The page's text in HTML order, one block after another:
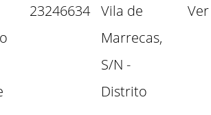
23246634 Vila de
Marrecas,
S/N -
Distrito
Ver